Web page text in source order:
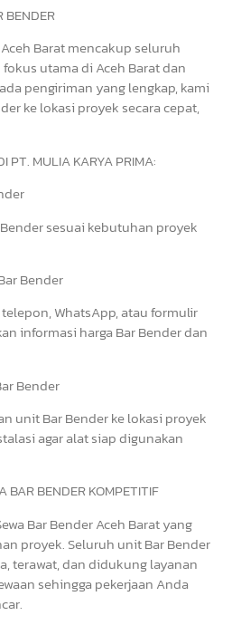
BENDER
Barat mencakup seluruh
utama di Aceh Barat dan
pengiriman yang lengkap, kami
ke lokasi proyek secara cepat,
PT. MULIA KARYA PRIMA:
sesuai kebutuhan proyek
Bender
WhatsApp, atau formulir
informasi harga Bar Bender dan
Bender
unit Bar Bender ke lokasi proyek
agar alat siap digunakan
BAR BENDER KOMPETITIF
Bar Bender Aceh Barat yang
proyek. Seluruh unit Bar Bender
terawat, dan didukung layanan
sehingga pekerjaan Anda